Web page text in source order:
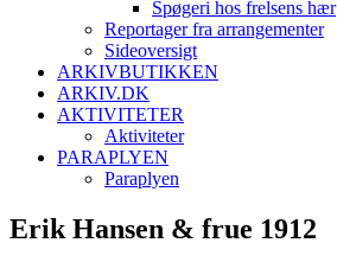
Spøgeri hos frelsens hær
Reportager fra arrangementer
Sideoversigt
ARKIVBUTIKKEN
ARKIV.DK
AKTIVITETER
Aktiviteter
PARAPLYEN
Paraplyen
Erik Hansen & frue 1912